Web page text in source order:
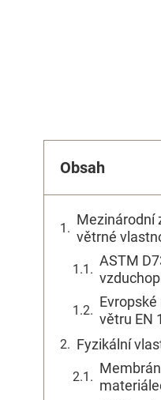
Obsah
Mezinárodní
větrné
ASTM
větru EN
Fyzikální